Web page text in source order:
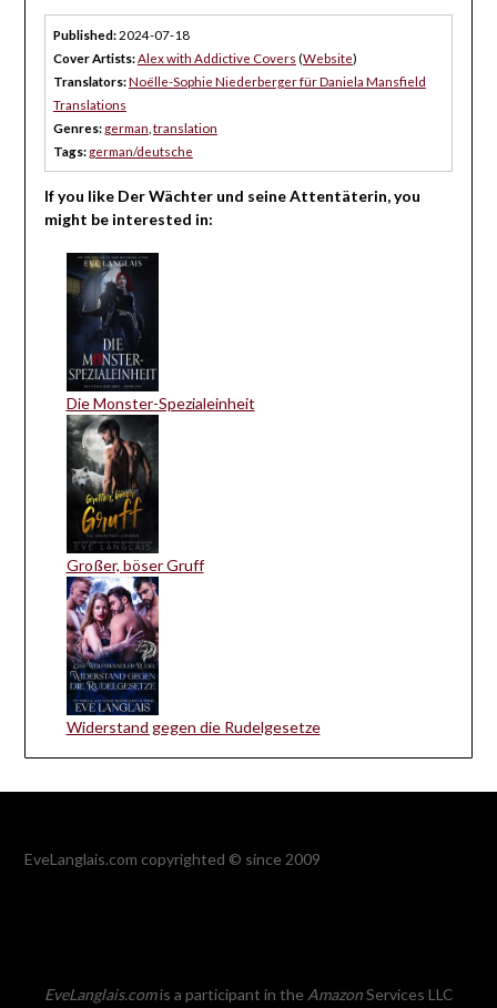
Published: 2024-07-18
Cover Artists:Alex with Addictive Covers (Website)
Translators:Noëlle-Sophie Niederberger für Daniela Mansfield
Translations
Genres: german translation
Tags: german/deutsche
If you like Der Wächter und seine Attentäterin, you
might be interested in:
Die Monster-Spezialeinheit
Großer, böser Gruff
Widerstand gegen die Rudelgesetze
EveLanglais.com copyrighted © since 2009
EveLanglais.comis a participant in the AmazonServices LLC